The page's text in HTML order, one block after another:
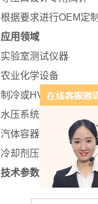
根据要求进行OEM定制
应用领域
实验室测试仪器
农业化学设备
制冷或HVAC系统
水压系统过程监控
汽体容器压力监测
冷却剂压力监测
技术参数